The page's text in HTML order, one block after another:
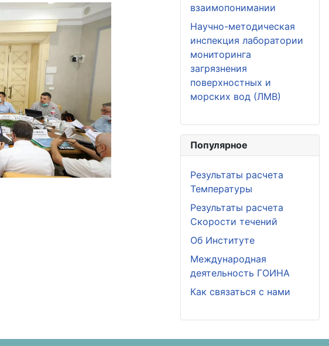
взаимопонимании
Научно-методическая
инспекция лаборатории
мониторинга
загрязнения
поверхностных и
морских вод (ЛМВ)
Популярное
Результаты расчета
Температуры
Результаты расчета
Скорости течений
Об Институте
Международная
деятельность ГОИНА
Как связаться с нами